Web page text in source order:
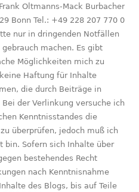
Oltmanns-Mack Burbacher
Bonn Tel.: +49 228 207 770 0
nur in dringenden Notfällen
machen. Es gibt
Möglichkeiten mich zu
Haftung für Inhalte
die durch Beiträge in
der Verlinkung versuche ich
Kenntnisstandes die
überprüfen, jedoch muß ich
bin. Sofern sich Inhalte über
bestehendes Recht
nach Kenntnisnahme
des Blogs, bis auf Teile